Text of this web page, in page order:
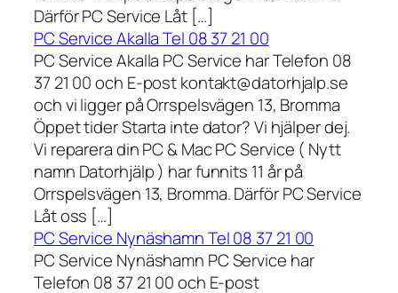
Därför PC Service Låt […]
PC Service Akalla Tel 08 37 21 00
PC Service Akalla PC Service har Telefon 08
37 21 00 och E-post kontakt@datorhjalp.se
och vi ligger på Orrspelsvägen 13, Bromma
Öppet tider Starta inte dator? Vi hjälper dej.
Vi reparera din PC & Mac PC Service ( Nytt
namn Datorhjälp ) har funnits 11 år på
Orrspelsvägen 13, Bromma. Därför PC Service
Låt oss […]
PC Service Nynäshamn Tel 08 37 21 00
PC Service Nynäshamn PC Service har
Telefon 08 37 21 00 och E-post